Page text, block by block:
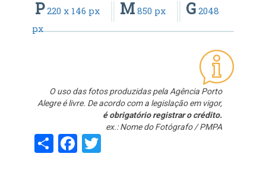
P220 x 146 px M 850 px G 2048
px
O uso das fotos produzidas pela Agência Porto
Alegre é livre. De acordo com a legislação em vigor,
é obrigatório registrar o crédito.
ex.: Nome do Fotógrafo / PMPA
ShareFacebook